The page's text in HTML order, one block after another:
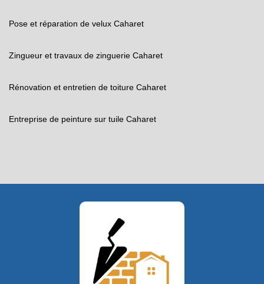
Pose et réparation de velux Caharet
Zingueur et travaux de zinguerie Caharet
Rénovation et entretien de toiture Caharet
Entreprise de peinture sur tuile Caharet